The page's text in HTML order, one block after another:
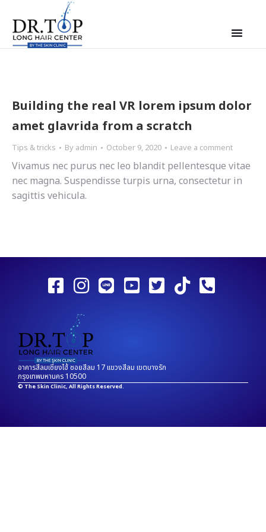
Building the real VR lorem ipsum dolor
amet glavrida from a scratch
Tips & tricks By admin October 9, 2020 Leave a comment
Vivamus nec purus nec leo blandit pellentesque vitae
nec magna. Suspendisse turpis urna, consectetur in
sagittis vehicula.
อาคารสีลมเซี่ยงไฮ้ ซอยสีลม 17 แขวงสีลม เขตบางรัก
กรุงเทพมหานคร 10500
© The Skin Clinic, All Rights Reserved.